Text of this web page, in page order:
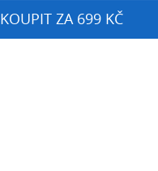
KOUPIT ZA 699 KČ